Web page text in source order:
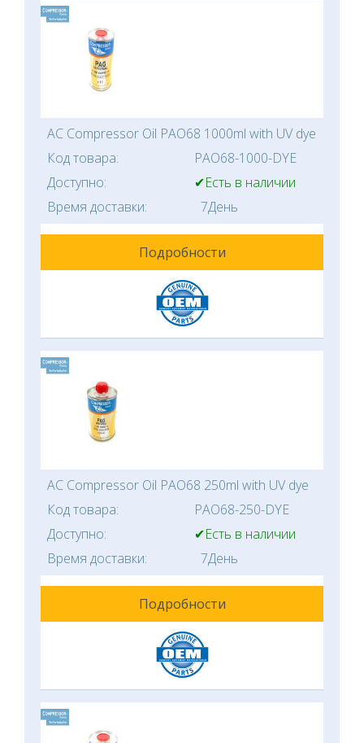
AC Compressor Oil PAO68 1000ml with UV dye
Код товара:
PAO68-1000-DYE
Доступно:
✔Есть в наличии
Время доставки:
7День
Подробности
AC Compressor Oil PAO68 250ml with UV dye
Код товара:
PAO68-250-DYE
Доступно:
✔Есть в наличии
Время доставки:
7День
Подробности